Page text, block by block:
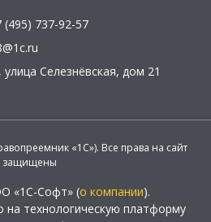
(495) 737-92-57
, улица Селезнёвская, дом 21
«1С»). Все права на сайт
защищены
«1С-Софт» (о компании).
на технологическую платформу